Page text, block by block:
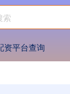
资平台查询